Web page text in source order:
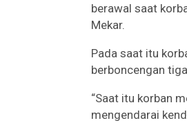
berawal saat
Mekar.
Pada saat itu
berboncengan
“Saat itu korban
mengendarai